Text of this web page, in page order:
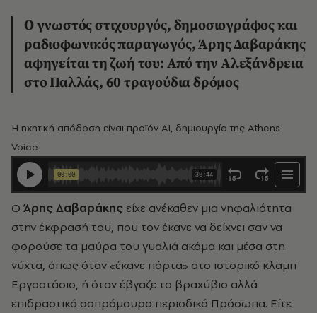
O γνωστός στιχουργός, δημοσιογράφος και
ραδιοφωνικός παραγωγός, Άρης Δαβαράκης
αφηγείται τη ζωή του: Από την Αλεξάνδρεια
στο Παλλάς, 60 τραγούδια δρόμος
Η ηχητική απόδοση είναι προϊόν AI, δημιουργία της Athens
Voice
Άρης Δαβαράκης είχε ανέκαθεν μια νηφαλιότητα
στην έκφρασή του, που τον έκανε να δείχνει σαν να
φορούσε τα μαύρα του γυαλιά ακόμα και μέσα στη
νύχτα, όπως όταν «έκανε πόρτα» στο ιστορικό κλαμπ
Εργοστάσιο, ή όταν έβγαζε το βραχύβιο αλλά
επιδραστικό ασπρόμαυρο περιοδικό Πρόσωπα. Είτε